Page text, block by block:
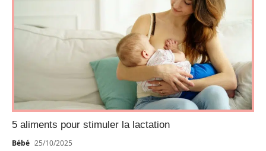
5 aliments pour stimuler la lactation
Bébé 25/10/2025